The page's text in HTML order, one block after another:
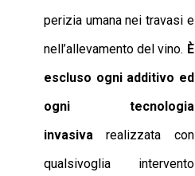
perizia umana nei travasi e
nell’allevamento del vino. È
escluso ogni additivo ed
ogni tecnologia
invasiva realizzata con
qualsivoglia intervento